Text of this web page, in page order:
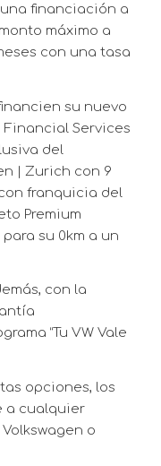
una financiación a
máximo a
con una tasa
su nuevo
Financial Services
del
| Zurich con 9
franquicia del
Premium
su 0km a un
con la
“Tu VW Vale
opciones, los
a cualquier
o